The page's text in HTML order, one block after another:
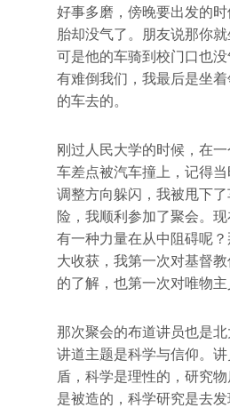
好事多磨，傍晚要出发的
胎却没气了。朋友说那你就
可是他的车骑到校门口也
有难倒我们，我最后是坐
的车去的。
刚过人民大学的时候，在
车差点被汽车撞上，记得
调整方向躲闪，我被甩下
险，我顺利参加了聚会。
有一种力量在从中阻碍呢
大收获，我第一次对基督
的了解，也第一次对唯物主
那次聚会的布道讲员也是北
讲道主题是科学与信仰。
盾，科学是理性的，研究
是被造的，科学研究是去